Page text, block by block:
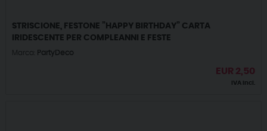
STRISCIONE, FESTONE ”HAPPY BIRTHDAY” CARTA
IRIDESCENTE PER COMPLEANNI E FESTE
Marca: PartyDeco
EUR 2,50
IVA incl.